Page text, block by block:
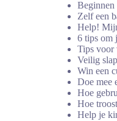
Beginnen
Zelf een
Help!
6 tips om
Tips voor
Veilig
Win een
Doe mee
Hoe
Hoe
Help je